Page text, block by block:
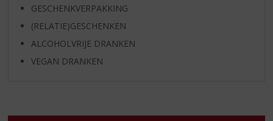
GESCHENKVERPAKKING
(RELATIE)GESCHENKEN
ALCOHOLVRIJE DRANKEN
VEGAN DRANKEN